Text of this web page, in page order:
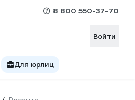
8 800 550-37-70
Войти
Для юрлиц